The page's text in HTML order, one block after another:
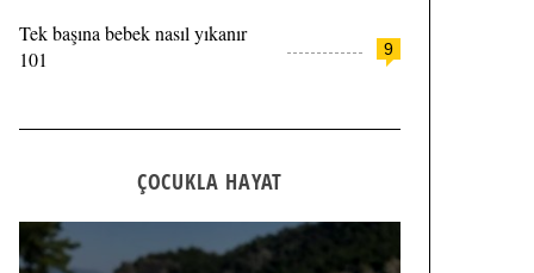
9
Tek başına bebek nasıl yıkanır
101
ÇOCUKLA HAYAT